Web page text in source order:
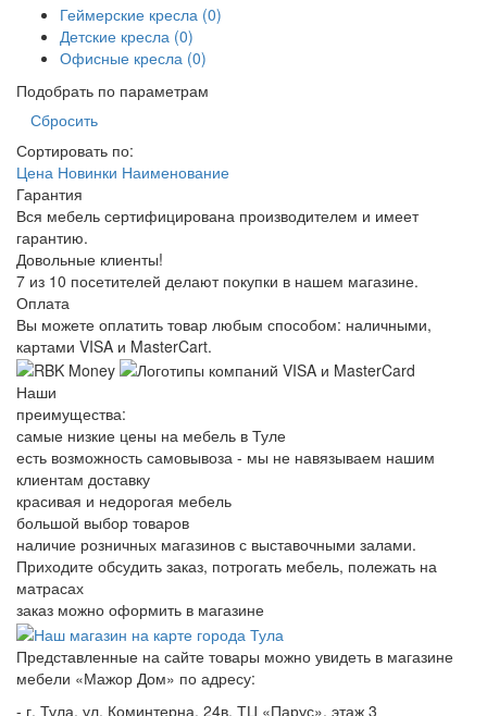
Геймерские кресла (0)
Детские кресла (0)
Офисные кресла (0)
Подобрать по параметрам
Сортировать по:
Цена Новинки Наименование
Гарантия
Вся мебель сертифицирована производителем и имеет
гарантию.
Довольные клиенты!
7 из 10 посетителей делают покупки в нашем магазине.
Оплата
Вы можете оплатить товар любым способом: наличными,
картами VISA и MasterCart.
Наши
преимущества:
самые низкие цены на мебель в Туле
есть возможность самовывоза - мы не навязываем нашим
клиентам доставку
красивая и недорогая мебель
большой выбор товаров
наличие розничных магазинов с выставочными залами.
Приходите обсудить заказ, потрогать мебель, полежать на
матрасах
заказ можно оформить в магазине
Представленные на сайте товары можно увидеть в магазине
мебели «Мажор Дом» по адресу:
- г. Тула, ул. Коминтерна, 24в, ТЦ «Парус», этаж 3